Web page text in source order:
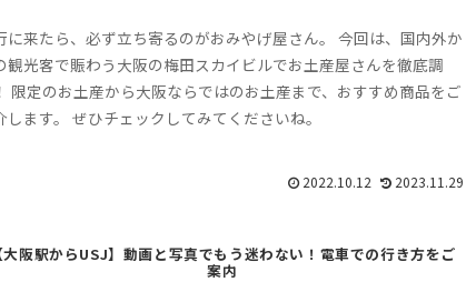
に来たら、必ず立ち寄るのがおみやげ屋さん。 今回は、国内外か
観光客で賑わう大阪の梅田スカイビルでお土産屋さんを徹底調
限定のお土産から大阪ならではのお土産まで、おすすめ商品をご
します。 ぜひチェックしてみてくださいね。
2022.10.12 2023.11.29
大阪駅からUSJ】動画と写真でもう迷わない！電車での行き方をご
案内